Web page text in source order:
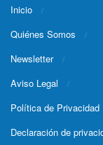
Inicio
Quiénes Somos
Newsletter
Aviso Legal
Política de Privacidad
Declaración de